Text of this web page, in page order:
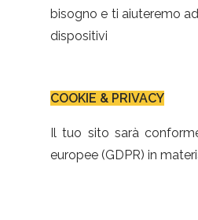
bisogno e ti aiuteremo
dispositivi
COOKIE & PRIVACY
Il tuo sito sarà
europee (GDPR) in